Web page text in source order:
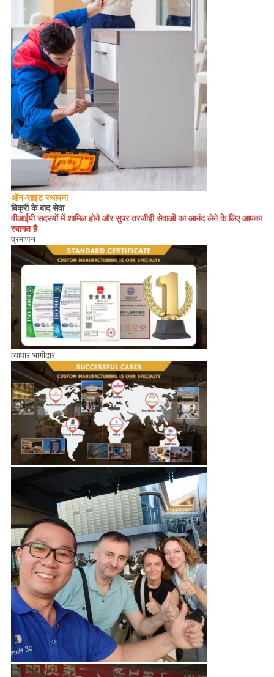
ऑन-साइट स्थापना
बिक्री के बाद सेवा
वीआईपी सदस्यों में शामिल होने और सुपर तरजीही सेवाओं का आनंद लेने के लिए आपका
स्वागत है
प्रमाणन
व्यापार भागीदार